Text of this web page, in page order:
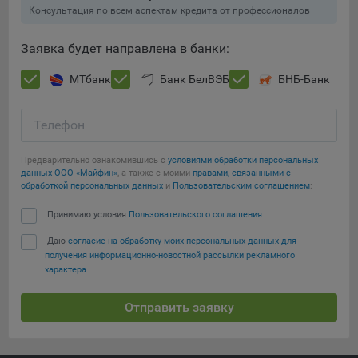
составить представление о тенденциях использования
анализа трафика на сайтах.
9.5. Файлы cookie, применяемые для определения целевой
аудитории и в рекламных целях, например Яндекс.Метрика,
Технические/Функциональные, хранятся не более года;
Необходимые для функционирования веб-аналитических
платформ «Google Analytics», «Яндекс.Метрика»
передаются третьим лицам, часть из которых хранятся во
Остальные - не более года.
определять предпочтения пользователей сайта, в том числе
наиболее и наименее популярные страницы и принимать
предпочтений пользователей.
Сохранить мои изменения
Сохранить по умолчанию
Консультация по всем аспектам кредита от профессионалов
Заявка будет направлена в банки:
МТбанк Банк БелВЭБ БНБ-Банк
Телефон
Предварительно ознакомившись с условиями обработки персональных
данных ООО «Майфин», а также с моими правами, связанными с
обработкой персональных данных и Пользовательским соглашением:
Принимаю условия Пользовательского соглашения
Даю согласие на обработку моих персональных данных для
получения информационно-новостной рассылки рекламного
характера
Отправить заявку